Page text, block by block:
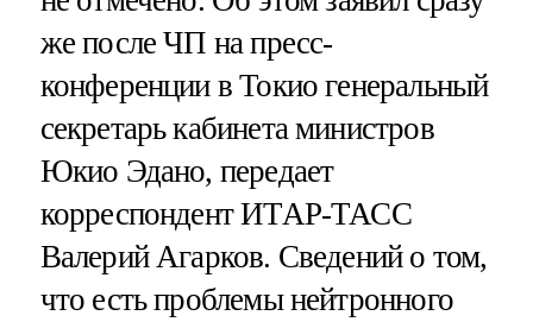
же после ЧП на пресс-
конференции в Токио генеральный
секретарь кабинета министров
Юкио Эдано, передает
корреспондент ИТАР-ТАСС
Валерий Агарков. Сведений о том,
что есть проблемы нейтронного